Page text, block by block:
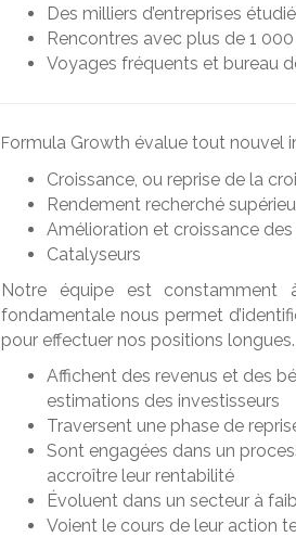
Des milliers d’entreprises
Rencontres avec plus de 1
Voyages fréquents et bureau
Formula Growth évalue tout
Croissance, ou reprise de la
Rendement recherché
Amélioration et croissance
Catalyseurs
Notre équipe est constamment
fondamentale nous permet
pour effectuer nos positions
Affichent des revenus et des
estimations des investisseurs
Traversent une phase de
Sont engagées dans un
accroître leur rentabilité
Évoluent dans un secteur à
Voient le cours de leur action